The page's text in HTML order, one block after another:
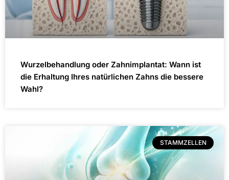
Wurzelbehandlung oder Zahnimplantat: Wann ist
die Erhaltung Ihres natürlichen Zahns die bessere
Wahl?
STAMMZELLEN